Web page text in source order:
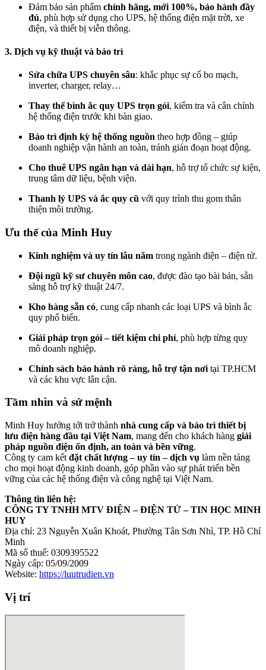
Đảm bảo sản phẩm chính hãng, mới 100%, bảo hành đầy
đủ, phù hợp sử dụng cho UPS, hệ thống điện mặt trời, xe
điện, và thiết bị viễn thông.
3. Dịch vụ kỹ thuật và bảo trì
Sửa chữa UPS chuyên sâu: khắc phục sự cố bo mạch,
inverter, charger, relay…
Thay thế bình ắc quy UPS trọn gói, kiểm tra và cân chỉnh
hệ thống điện trước khi bàn giao.
Bảo trì định kỳ hệ thống nguồn theo hợp đồng – giúp
doanh nghiệp vận hành an toàn, tránh gián đoạn hoạt động.
Cho thuê UPS ngắn hạn và dài hạn, hỗ trợ tổ chức sự kiện,
trung tâm dữ liệu, bệnh viện.
Thanh lý UPS và ắc quy cũ với quy trình thu gom thân
thiện môi trường.
Ưu thế của Minh Huy
Kinh nghiệm và uy tín lâu năm trong ngành điện – điện tử.
Đội ngũ kỹ sư chuyên môn cao, được đào tạo bài bản, sẵn
sàng hỗ trợ kỹ thuật 24/7.
Kho hàng sẵn có, cung cấp nhanh các loại UPS và bình ắc
quy phổ biến.
Giải pháp trọn gói – tiết kiệm chi phí, phù hợp từng quy
mô doanh nghiệp.
Chính sách bảo hành rõ ràng, hỗ trợ tận nơi tại TP.HCM
và các khu vực lân cận.
Tầm nhìn và sứ mệnh
Minh Huy hướng tới trở thành nhà cung cấp và bảo trì thiết bị
lưu điện hàng đầu tại Việt Nam, mang đến cho khách hàng giải
pháp nguồn điện ổn định, an toàn và bền vững.
Công ty cam kết đặt chất lượng – uy tín – dịch vụ làm nền tảng
cho mọi hoạt động kinh doanh, góp phần vào sự phát triển bền
vững của các hệ thống điện và công nghệ tại Việt Nam.
Thông tin liên hệ:
CÔNG TY TNHH MTV ĐIỆN – ĐIỆN TỬ – TIN HỌC MINH
HUY
Địa chỉ: 23 Nguyễn Xuân Khoát, Phường Tân Sơn Nhì, TP. Hồ Chí
Minh
Mã số thuế: 0309395522
Ngày cấp: 05/09/2009
Website: https://luutrudien.vn
Vị trí